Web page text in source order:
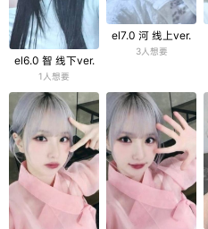
el6.0 智 线下ver.
1人想要
el7.0 河 线上ver.
3人想要